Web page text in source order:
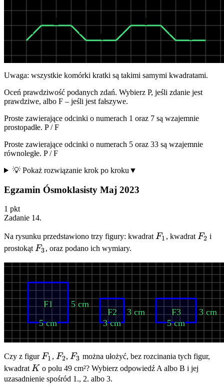
1
2
3
4
5
6
7
8
Uwaga: wszystkie komórki kratki są takimi samymi kwadratami.
Oceń prawdziwość podanych zdań. Wybierz P, jeśli zdanie jest
prawdziwe, albo F – jeśli jest fałszywe.
Proste zawierające odcinki o numerach 1 oraz 7 są wzajemnie
prostopadłe. P/F
Proste zawierające odcinki o numerach 5 oraz 33 są wzajemnie
równoległe. P/F
💡 Pokaż rozwiązanie krok po kroku ▼
Egzamin Ósmoklasisty Maj 2023
1 pkt
Zadanie 14.
Na rysunku przedstawiono trzy figury: kwadratF_1
F1 , kwadratF_2
F2 i
prostokątF_3
F3, oraz podano ich wymiary.
F1
F2
F3
5 cm
5 cm
3 cm
3 cm
5 cm
3 cm
Czy z figurF_1
F1 , F_2
F2,F_3
F3 można ułożyć, bez rozcinania tych figur,
kwadratK
K o polu 49 cm²? Wybierz odpowiedź A albo B i jej
uzasadnienie spośród 1., 2. albo 3.